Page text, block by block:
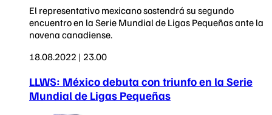
El representativo mexicano sostendrá su segundo
encuentro en la Serie Mundial de Ligas Pequeñas ante la
novena canadiense.
18.08.2022 | 23.00
LLWS: México debuta con triunfo en la Serie
Mundial de Ligas Pequeñas